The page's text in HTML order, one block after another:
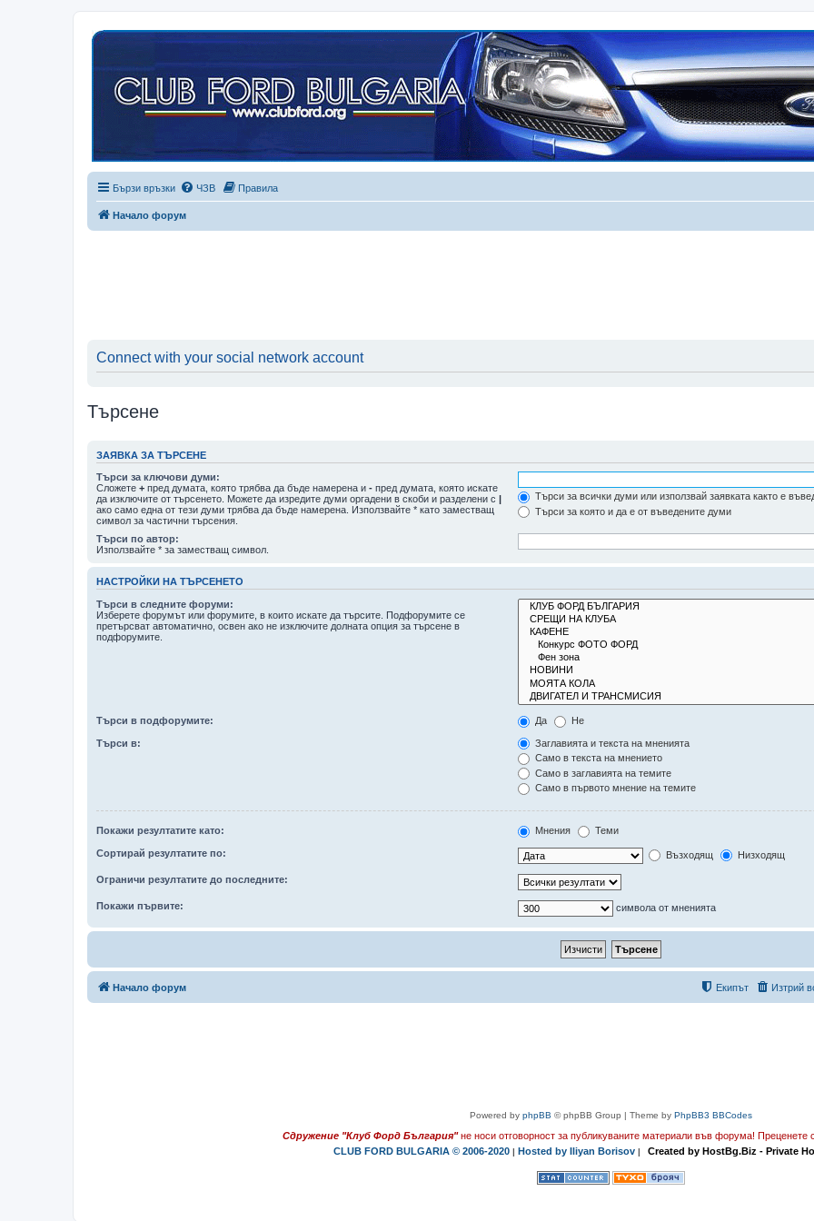
Бързи връзки ЧЗВ Правила
Начало форум
Connect with your social network account
Търсене
ЗАЯВКА ЗА ТЪРСЕНЕ
Търси за ключови думи:
Сложете + пред думата, която трябва да бъде намерена и - пред думата, която искате
да изключите от търсенето. Можете да изредите думи оргадени в скоби и разделени с |
ако само една от тези думи трябва да бъде намерена. Използвайте * като заместващ
символ за частични търсения.
Търси за всички думи или използвай заявката както е
Търси за която и да е от въведените думи
Търси по автор:
Използвайте * за заместващ символ.
НАСТРОЙКИ НА ТЪРСЕНЕТО
Търси в следните форуми:
Изберете форумът или форумите, в които искате да търсите. Подфорумите се
претърсват автоматично, освен ако не изключите долната опция за търсене в
подфорумите.
Търси в подфорумите: Да Не
Търси в:
Заглавията и текста на мненията
Само в текста на мнението
Само в заглавията на темите
Само в първото мнение на темите
Покажи резултатите като: Мнения Теми
Сортирай резултатите по: Възходящ Низходящ
Ограничи резултатите до последните:
Покажи първите: символа от мненията
Начало форум Изтрий
Екипът
Powered by phpBB © phpBB Group | Theme by PhpBB3 BBCodes
Сдружение "Клуб Форд България" не носи отговорност за публикуваните материали във форума! Преценете
CLUB FORD BULGARIA © 2006-2020 | Hosted by Iliyan Borisov | Created by HostBg.Biz - Private